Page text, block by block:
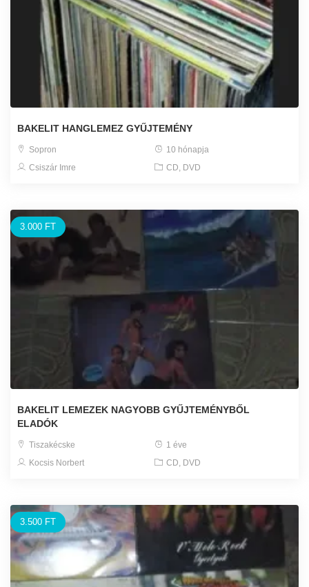
BAKELIT HANGLEMEZ GYŰJTEMÉNY
Sopron
10 hónapja
Csiszár Imre
CD, DVD
3.000 FT
BAKELIT LEMEZEK NAGYOBB GYŰJTEMÉNYBŐL
ELADÓK
Tiszakécske
1 éve
Kocsis Norbert
CD, DVD
3.500 FT